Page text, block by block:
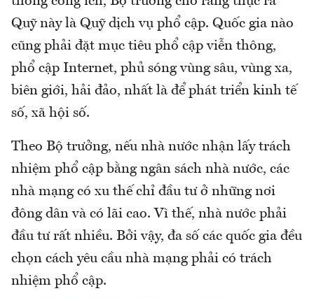
Quỹ này là Quỹ dịch vụ phổ cập. Quốc gia nào
cũng phải đặt mục tiêu phổ cập viễn thông,
phổ cập Internet, phủ sóng vùng sâu, vùng xa,
biên giới, hải đảo, nhất là để phát triển kinh tế
số, xã hội số.
Theo Bộ trưởng, nếu nhà nước nhận lấy trách
nhiệm phổ cập bằng ngân sách nhà nước, các
nhà mạng có xu thế chỉ đầu tư ở những nơi
đông dân và có lãi cao. Vì thế, nhà nước phải
đầu tư rất nhiều. Bởi vậy, đa số các quốc gia đều
chọn cách yêu cầu nhà mạng phải có trách
nhiệm phổ cập.